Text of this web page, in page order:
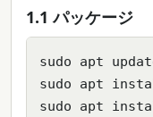
1.1 パッケージ
sudo apt
sudo apt
sudo apt